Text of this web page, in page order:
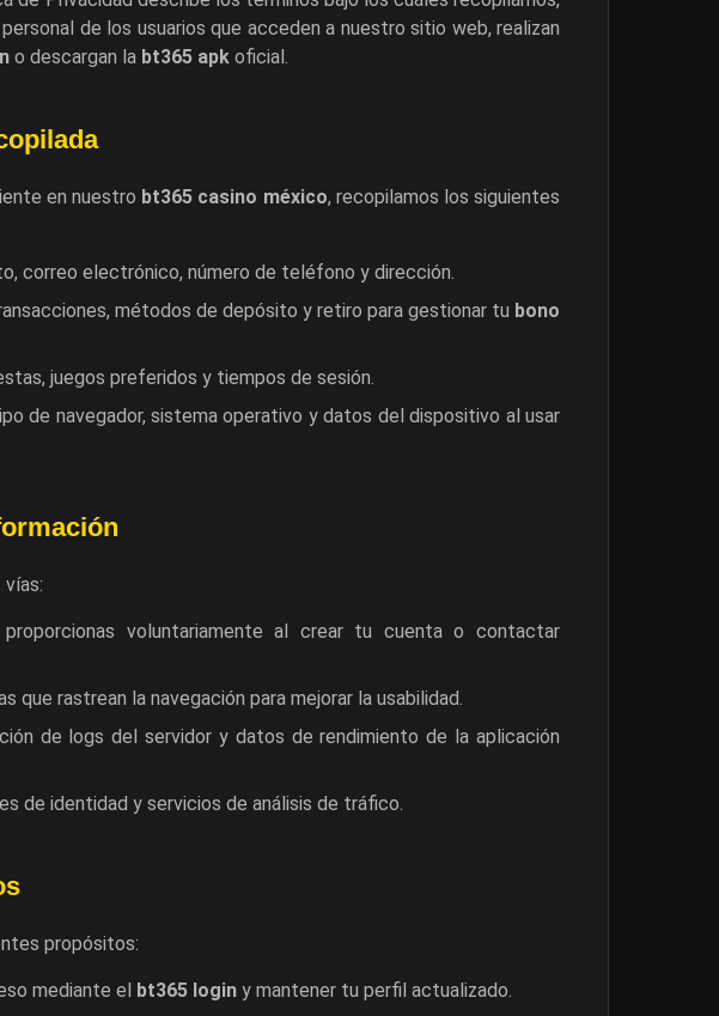
de los usuarios que acceden a nuestro sitio web, realizan
o descargan la bt365 apk oficial.
en nuestro bt365 casino méxico, recopilamos los siguientes
correo electrónico, número de teléfono y dirección.
métodos de depósito y retiro para gestionar tu bono
juegos preferidos y tiempos de sesión.
de navegador, sistema operativo y datos del dispositivo al usar
voluntariamente al crear tu cuenta o contactar
que rastrean la navegación para mejorar la usabilidad.
de logs del servidor y datos de rendimiento de la aplicación
de identidad y servicios de análisis de tráfico.
propósitos:
mediante el bt365 login y mantener tu perfil actualizado.